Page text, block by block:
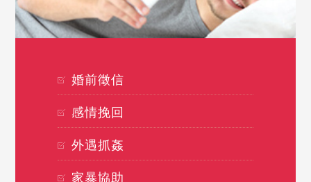
婚前徵信
感情挽回
外遇抓姦
家暴協助